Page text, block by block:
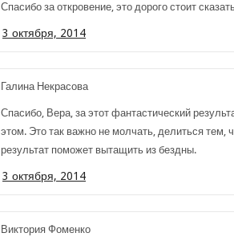
Спасибо за откровение, это дорого стоит
3 октября, 2014
Галина Некрасова
Спасибо, Вера, за этот фантастический
этом. Это так важно не молчать, делиться
результат поможет вытащить из бездны.
3 октября, 2014
Виктория Фоменко